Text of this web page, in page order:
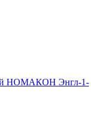
НОМАКОН Энгл-1-